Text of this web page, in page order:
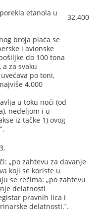
etanola u
32.400
broja plaća se
i avionske
do 100 tona
za svaku
po toni,
4.000
u toku noći (od
nedeljom i u
iz tačke 1) ovog
„po zahtevu za davanje
koji se koriste u
se rečima: „po zahtevu
delatnosti
pravnih lica i
delatnosti.ˮ.